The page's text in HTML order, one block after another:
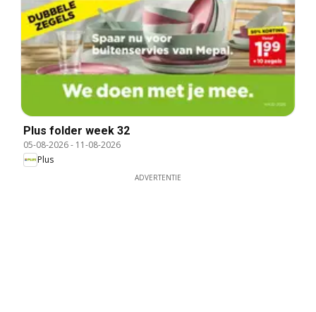
Plus folder week 32
05-08-2026- 11-08-2026
Plus
ADVERTENTIE